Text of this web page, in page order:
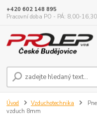
+420 602 148 895
Pracovní doba PO - PÁ: 8,00-16,30
Úvod Vzduchotechnika
vzduch 8mm